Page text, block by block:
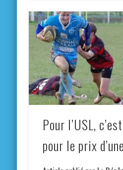
Pour l’USL,
pour le prix